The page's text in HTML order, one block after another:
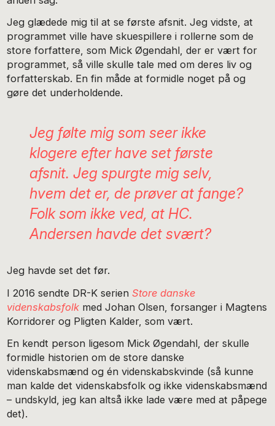
Jeg glædede mig til at se første afsnit. Jeg vidste, at
programmet ville have skuespillere i rollerne som de
store forfattere, som Mick Øgendahl, der er vært for
programmet, så ville skulle tale med om deres liv og
forfatterskab. En fin måde at formidle noget på og
gøre det underholdende.
Jeg følte mig som seer ikke
klogere efter have set første
afsnit. Jeg spurgte mig selv,
hvem det er, de prøver at fange?
Folk som ikke ved, at HC.
Andersen havde det svært?
Jeg havde set det før.
I 2016 sendte DR-K serienStore danske
videnskabsfolk med Johan Olsen, forsanger i Magtens
Korridorer og Pligten Kalder, som vært.
En kendt person ligesom Mick Øgendahl, der skulle
formidle historien om de store danske
videnskabsmænd og én videnskabskvinde (så kunne
man kalde det videnskabsfolk og ikke videnskabsmænd
– undskyld, jeg kan altså ikke lade være med at påpege
det).